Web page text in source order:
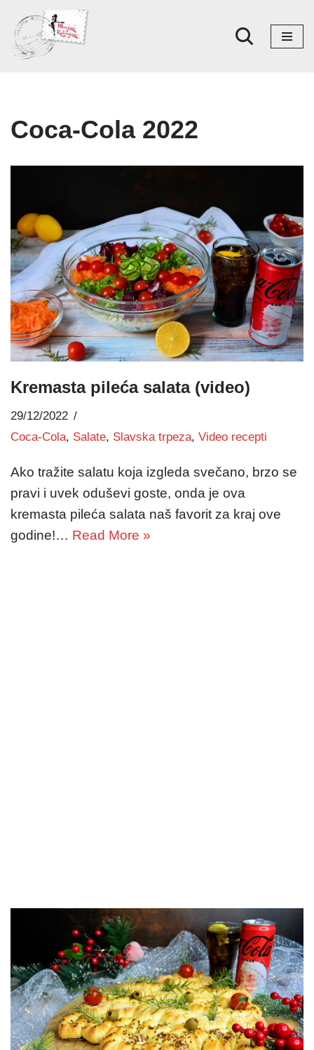
Skoči
na
Coca-Cola 2022
Kremasta pileća salata (video)
29/12/2022
Coca-Cola, Salate, Slavska trpeza, Video recepti
Ako tražite salatu koja izgleda svečano, brzo se
pravi i uvek oduševi goste, onda je ova
kremasta pileća salata naš favorit za kraj ove
godine!… Read More »